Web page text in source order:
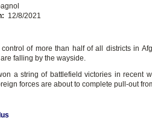
12/8/2021
of more than half of all districts in
falling by the wayside.
a string of battlefield victories in recent
forces are about to complete pull-out